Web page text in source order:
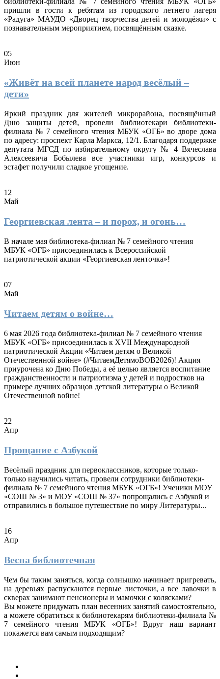
пришли в гости к ребятам из городского летнего лагеря
«Радуга» МАУДО «Дворец творчества детей и молодёжи» с
познавательным мероприятием, посвящённым сказке.
05
Июн
«Живёт на всей планете народ весёлый –
дети»
Яркий праздник для жителей микрорайона, посвящённый
Дню защиты детей, провели библиотекари библиотеки-
филиала № 7 семейного чтения МБУК «ОГБ» во дворе дома
по адресу: проспект Карла Маркса, 12/1. Благодаря поддержке
депутата МГСД по избирательному округу № 4 Вячеслава
Алексеевича Бобылева все участники игр, конкурсов и
эстафет получили сладкое угощение.
12
Май
Георгиевская лента – и порох, и огонь…
В начале мая библиотека-филиал № 7 семейного чтения
МБУК «ОГБ» присоединилась к Всероссийской
патриотической акции «Георгиевская ленточка»!
07
Май
Читаем детям о войне…
6 мая 2026 года библиотека-филиал № 7 семейного чтения
МБУК «ОГБ» присоединилась к XVII Международной
патриотической Акции «Читаем детям о Великой
Отечественной войне» (#ЧитаемДетямоВОВ2026)! Акция
приурочена ко Дню Победы, а её целью является воспитание
гражданственности и патриотизма у детей и подростков на
примере лучших образцов детской литературы о Великой
Отечественной войне!
22
Апр
Прощание с Азбукой
Весёлый праздник для первоклассников, которые только-
только научились читать, провели сотрудники библиотеки-
филиала № 7 семейного чтения МБУК «ОГБ»! Ученики МОУ
«СОШ № 3» и МОУ «СОШ № 37» попрощались с Азбукой и
отправились в большое путешествие по миру Литературы...
16
Апр
Весна библиотечная
Чем бы таким заняться, когда солнышко начинает пригревать,
на деревьях распускаются первые листочки, а все лавочки в
скверах занимают пенсионеры и мамочки с колясками?
Вы можете придумать план весенних занятий самостоятельно,
а можете обратиться к библиотекарям библиотеки-филиала №
7 семейного чтения МБУК «ОГБ»! Вдруг наш вариант
покажется вам самым подходящим?